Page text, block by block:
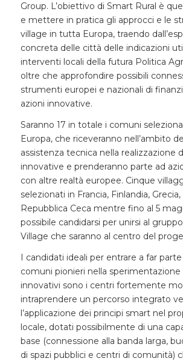
Group. L’obiettivo di Smart Rural è
e mettere in pratica gli approcci e le
village in tutta Europa, traendo
concreta delle città delle indicazioni
interventi locali della futura Politica
oltre che approfondire possibili
strumenti europei e nazionali di
azioni innovative.
Saranno 17 in totale i comuni
Europa, che riceveranno nell’ambito
assistenza tecnica nella realizzazione
innovative e prenderanno parte ad
con altre realtà europee. Cinque
selezionati in Francia, Finlandia,
Repubblica Ceca mentre fino al 5
possibile candidarsi per unirsi al
Village che saranno al centro del
I candidati ideali per entrare a far
comuni pionieri nella sperimentazione
innovativi sono i centri fortemente
intraprendere un percorso integrato
l’applicazione dei principi smart nel
locale, dotati possibilmente di una
base (connessione alla banda larga,
di spazi pubblici e centri di comunità)